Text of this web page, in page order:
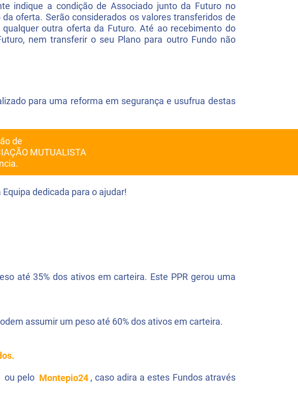
indique a condição de Associado junto da Futuro no
oferta. Serão considerados os valores transferidos de
outra oferta da Futuro. Até ao recebimento do
nem transferir o seu Plano para outro Fundo não
para uma reforma em segurança e usufrua destas
de
MUTUALISTA
dedicada para o ajudar!
até 35% dos ativos em carteira. Este PPR gerou uma
assumir um peso até 60% dos ativos em carteira.
ou pelo Montepio24 , caso adira a estes Fundos através